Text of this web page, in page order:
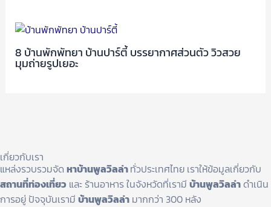
8 บ้านพักพัทยา บ้านปาร์ตี้ บรรยากาศส่วนตัว วิวสวย
มุมถ่ายรูปเยอะ
เกี่ยวกับเรา
แหล่งรวบรวมจัด หาบ้านพูลวิลล่าทั่วประเทศไทย เราให้ข้อมูลเกี่ยวกับ
สถานที่ท่องเที่ยว และ ร้านอาหาร ในจังหวัดที่เรามี บ้านพูลวิลล่าดำเนิน
การอยู่ ปัจจุบันเรามี บ้านพูลวิลล่า มากกว่า 300 หลัง